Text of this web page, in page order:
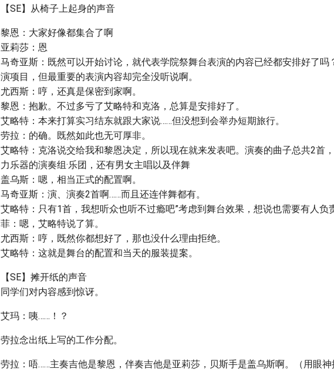
【SE】从椅子上起身的声音
黎恩：大家好像都集合了啊
亚莉莎：恩
马奇亚斯：既然可以开始讨论，就代表学院祭舞台表演的内容已经都安排好了吗
演项目，但最重要的表演内容却完全没听说啊。
尤西斯：哼，还真是保密到家啊。
黎恩：抱歉。不过多亏了艾略特和克洛，总算是安排好了。
艾略特：本来打算实习结东就跟大家说……但没想到会举办短期旅行。
劳拉：的确。既然如此也无可厚非。
艾略特：克洛说交给我和黎恩决定，所以现在就来发表吧。演奏的曲子总共2首
力乐器的演奏组·乐团，还有男女主唱以及伴舞
盖乌斯：嗯，相当正式的配置啊。
马奇亚斯：演、演奏2首啊……而且还连伴舞都有。
艾略特：只有1首，我想听众也听不过瘾吧”考虑到舞台效果，想说也需要有人负
菲：嗯，艾略特说了算。
尤西斯：哼，既然你都想好了，那也没什么理由拒绝。
艾略特：这就是舞台的配置和当天的服装提案。
【SE】摊开纸的声音
同学们对内容感到惊讶。
艾玛：咦……！？
劳拉念出纸上写的工作分配。
劳拉：唔……主奏吉他是黎恩，伴奏吉他是亚莉莎，贝斯手是盖乌斯啊。（用眼